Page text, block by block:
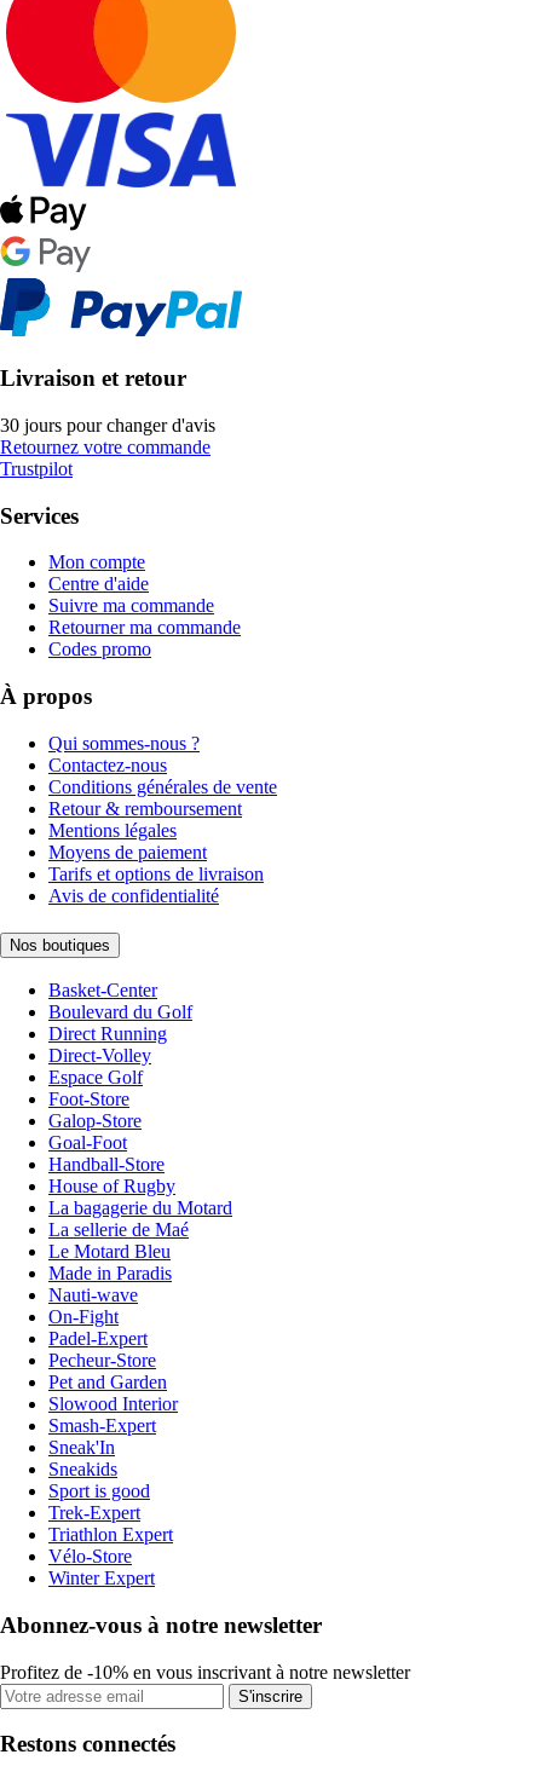
Livraison et retour
30 jours pour changer d'avis
Retournez votre commande
Trustpilot
Services
Mon compte
Centre d'aide
Suivre ma commande
Retourner ma commande
Codes promo
À propos
Qui sommes-nous ?
Contactez-nous
Conditions générales de vente
Retour & remboursement
Mentions légales
Moyens de paiement
Tarifs et options de livraison
Avis de confidentialité
Nos boutiques
Basket-Center
Boulevard du Golf
Direct Running
Direct-Volley
Espace Golf
Foot-Store
Galop-Store
Goal-Foot
Handball-Store
House of Rugby
La bagagerie du Motard
La sellerie de Maé
Le Motard Bleu
Made in Paradis
Nauti-wave
On-Fight
Padel-Expert
Pecheur-Store
Pet and Garden
Slowood Interior
Smash-Expert
Sneak'In
Sneakids
Sport is good
Trek-Expert
Triathlon Expert
Vélo-Store
Winter Expert
Abonnez-vous à notre newsletter
Profitez de -10% en vous inscrivant à notre newsletter
S'inscrire
Restons connectés